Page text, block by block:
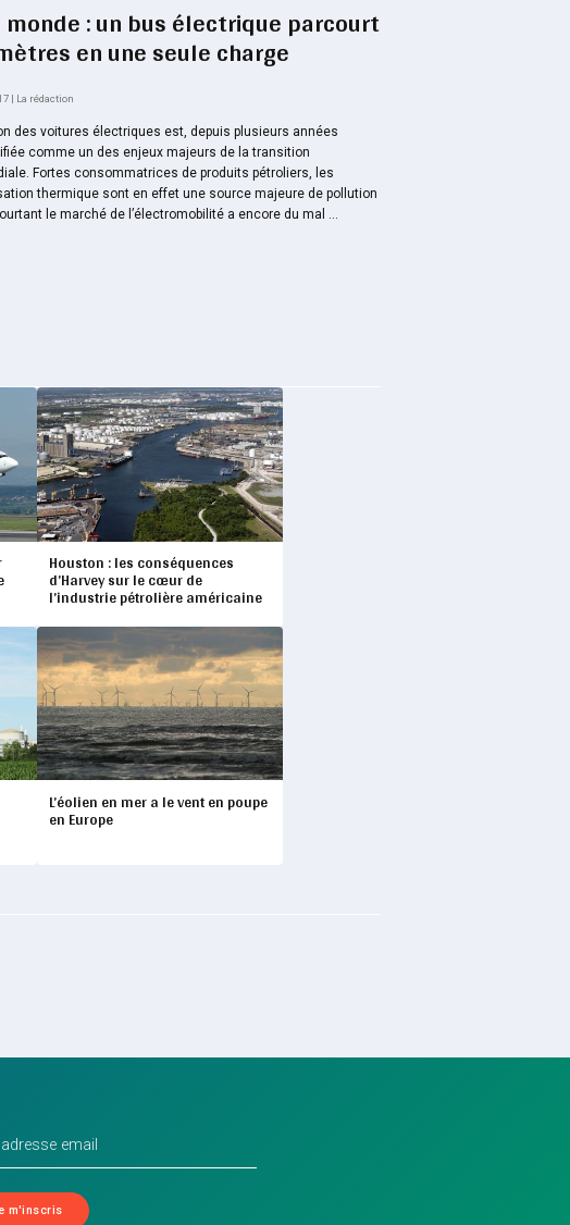
monde : un bus électrique parcourt
en une seule charge
| La rédaction
des voitures électriques est, depuis plusieurs années
comme un des enjeux majeurs de la transition
Fortes consommatrices de produits pétroliers, les
thermique sont en effet une source majeure de pollution
le marché de l’électromobilité a encore du mal ...
Houston : les conséquences
d’Harvey sur le cœur de
l’industrie pétrolière américaine
L’éolien en mer a le vent en poupe
en Europe